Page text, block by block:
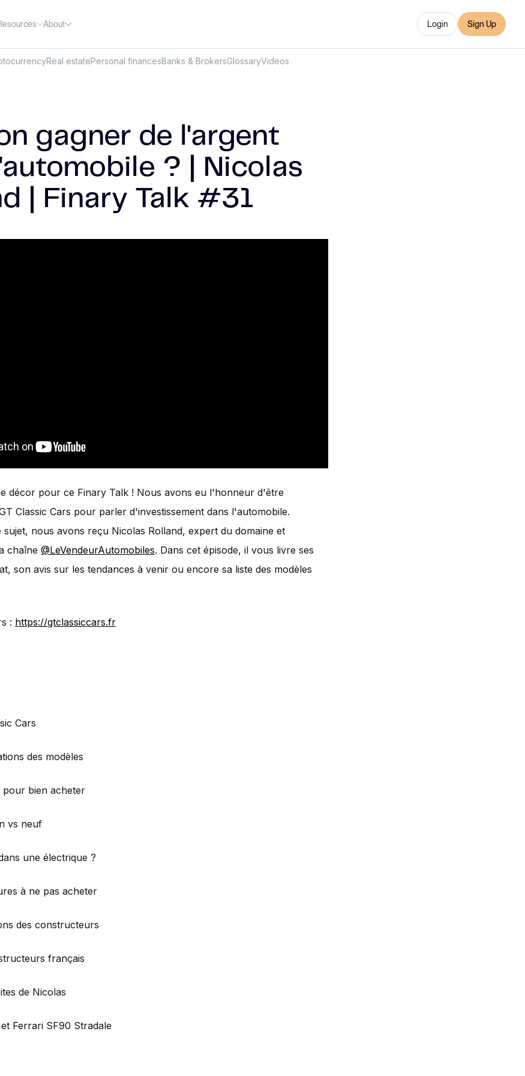
About Login Sign Up
Real estatePersonal financesBanks & BrokersGlossaryVideos
gagner de l'argent
? | Nicolas
| Finary Talk #31
décor pour ce Finary Talk ! Nous avons eu l'honneur d'être
Classic Cars pour parler d'investissement dans l'automobile.
nous avons reçu Nicolas Rolland, expert du domaine et
chaîne @LeVendeurAutomobiles. Dans cet épisode, il vous livre ses
son avis sur les tendances à venir ou encore sa liste des modèles
: https://gtclassiccars.fr
Cars
des modèles
pour bien acheter
vs neuf
une électrique ?
à ne pas acheter
des constructeurs
français
de Nicolas
Ferrari SF90 Stradale